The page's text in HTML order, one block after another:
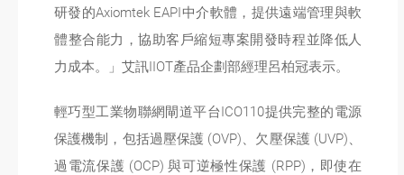
研發的Axiomtek EAPI中介軟體，提供遠端管理與軟
體整合能力，協助客戶縮短專案開發時程並降低人
力成本。」艾訊IIOT產品企劃部經理呂柏冠表示。
輕巧型工業物聯網閘道平台ICO110提供完整的電源
保護機制，包括過壓保護 (OVP)、欠壓保護 (UVP)、
過電流保護 (OCP) 與可逆極性保護 (RPP)，即使在